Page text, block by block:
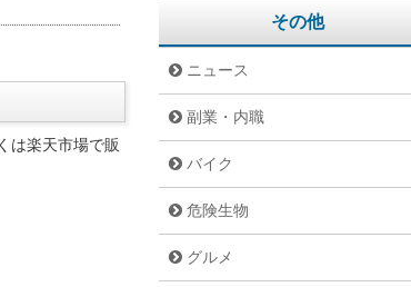
その他
ニュース
副業・内職
バイク
危険生物
グルメ